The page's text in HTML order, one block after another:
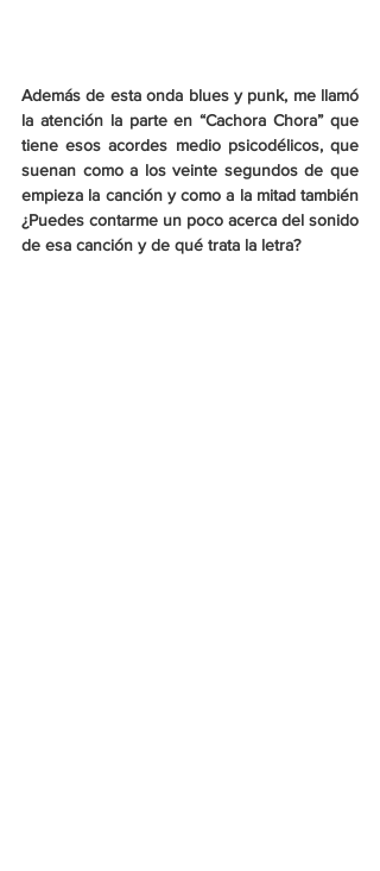
Además de esta onda blues y punk, me llamó
la atención la parte en “Cachora Chora” que
tiene esos acordes medio psicodélicos, que
suenan como a los veinte segundos de que
empieza la canción y como a la mitad también
¿Puedes contarme un poco acerca del sonido
de esa canción y de qué trata la letra?